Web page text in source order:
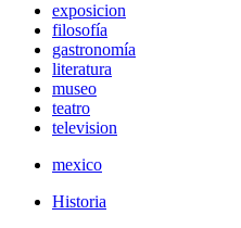
exposicion
filosofía
gastronomía
literatura
museo
teatro
television
mexico
Historia